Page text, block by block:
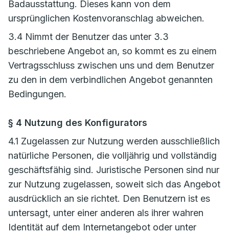
Badausstattung. Dieses kann von dem
ursprünglichen Kostenvoranschlag abweichen.
3.4 Nimmt der Benutzer das unter 3.3
beschriebene Angebot an, so kommt es zu einem
Vertragsschluss zwischen uns und dem Benutzer
zu den in dem verbindlichen Angebot genannten
Bedingungen.
§ 4 Nutzung des Konfigurators
4.1 Zugelassen zur Nutzung werden ausschließlich
natürliche Personen, die volljährig und vollständig
geschäftsfähig sind. Juristische Personen sind nur
zur Nutzung zugelassen, soweit sich das Angebot
ausdrücklich an sie richtet. Den Benutzern ist es
untersagt, unter einer anderen als ihrer wahren
Identität auf dem Internetangebot oder unter